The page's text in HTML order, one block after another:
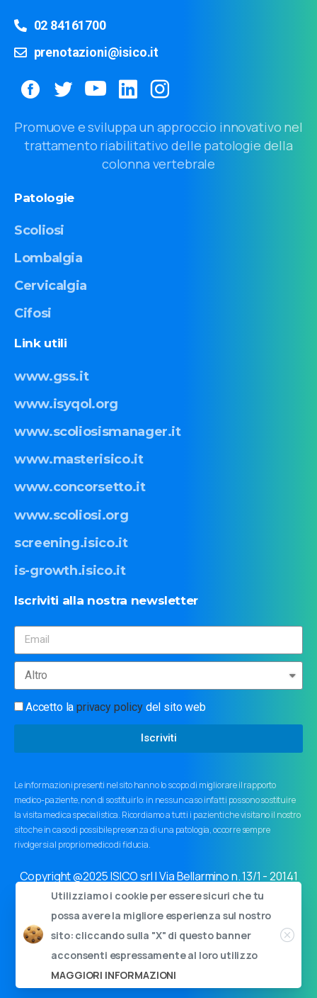
02 84161700
prenotazioni@isico.it
Promuove e sviluppa un approccio innovativo nel
trattamento riabilitativo delle patologie della
colonna vertebrale
Patologie
Scoliosi
Lombalgia
Cervicalgia
Cifosi
Link utili
www.gss.it
www.isyqol.org
www.scoliosismanager.it
www.masterisico.it
www.concorsetto.it
www.scoliosi.org
screening.isico.it
is-growth.isico.it
Iscriviti alla nostra newsletter
Accetto laprivacy policydel sito web
Iscriviti
Le informazioni presenti nel sito hanno lo scopo di migliorare il rapporto
medico-paziente, non di sostituirlo: in nessun caso infatti possono sostituire
la visita medica specialistica. Ricordiamo a tutti i pazienti che visitano il nostro
sito che in caso di possibile presenza di una patologia, occorre sempre
rivolgersi al proprio medico di fiducia.
Copyright @2025 ISICO srl | Via Bellarmino n. 13/1 - 20141
Milano | Cap.soc. 11000€ i.v. | C.F. e P.I. 03759440963
Privacy policy|Cookie policy|Informativa ai sensi dell'art.
34 GDPR
Utilizziamo i cookie per essere sicuri che tu
possa avere la migliore esperienza sul nostro
sito: cliccando sulla "X" di questo banner
acconsenti espressamente al loro utilizzo
MAGGIORI INFORMAZIONI